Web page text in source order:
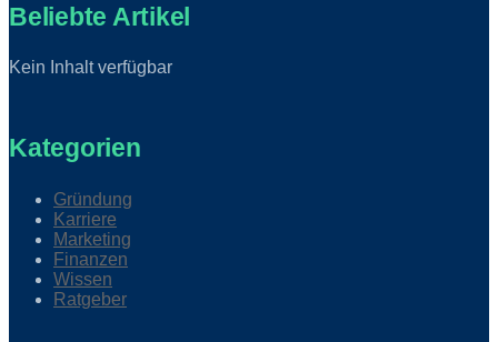
Beliebte Artikel
Kein Inhalt verfügbar
Kategorien
Gründung
Karriere
Marketing
Finanzen
Wissen
Ratgeber